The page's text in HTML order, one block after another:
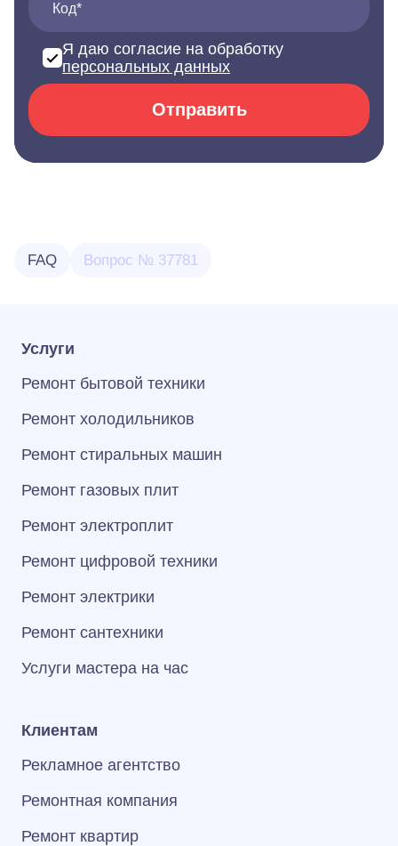
Код*
Я даю согласие на обработку
персональных данных
Отправить
FAQ Вопрос № 37781
Услуги
Ремонт бытовой техники
Ремонт холодильников
Ремонт стиральных машин
Ремонт газовых плит
Ремонт электроплит
Ремонт цифровой техники
Ремонт электрики
Ремонт сантехники
Услуги мастера на час
Клиентам
Рекламное агентство
Ремонтная компания
Ремонт квартир